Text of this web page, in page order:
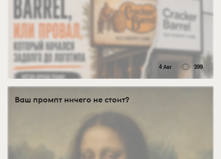
4 Авг 399
Ваш промпт ничего не стоит?